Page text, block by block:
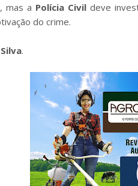
mas a Polícia Civil deve
do crime.
.